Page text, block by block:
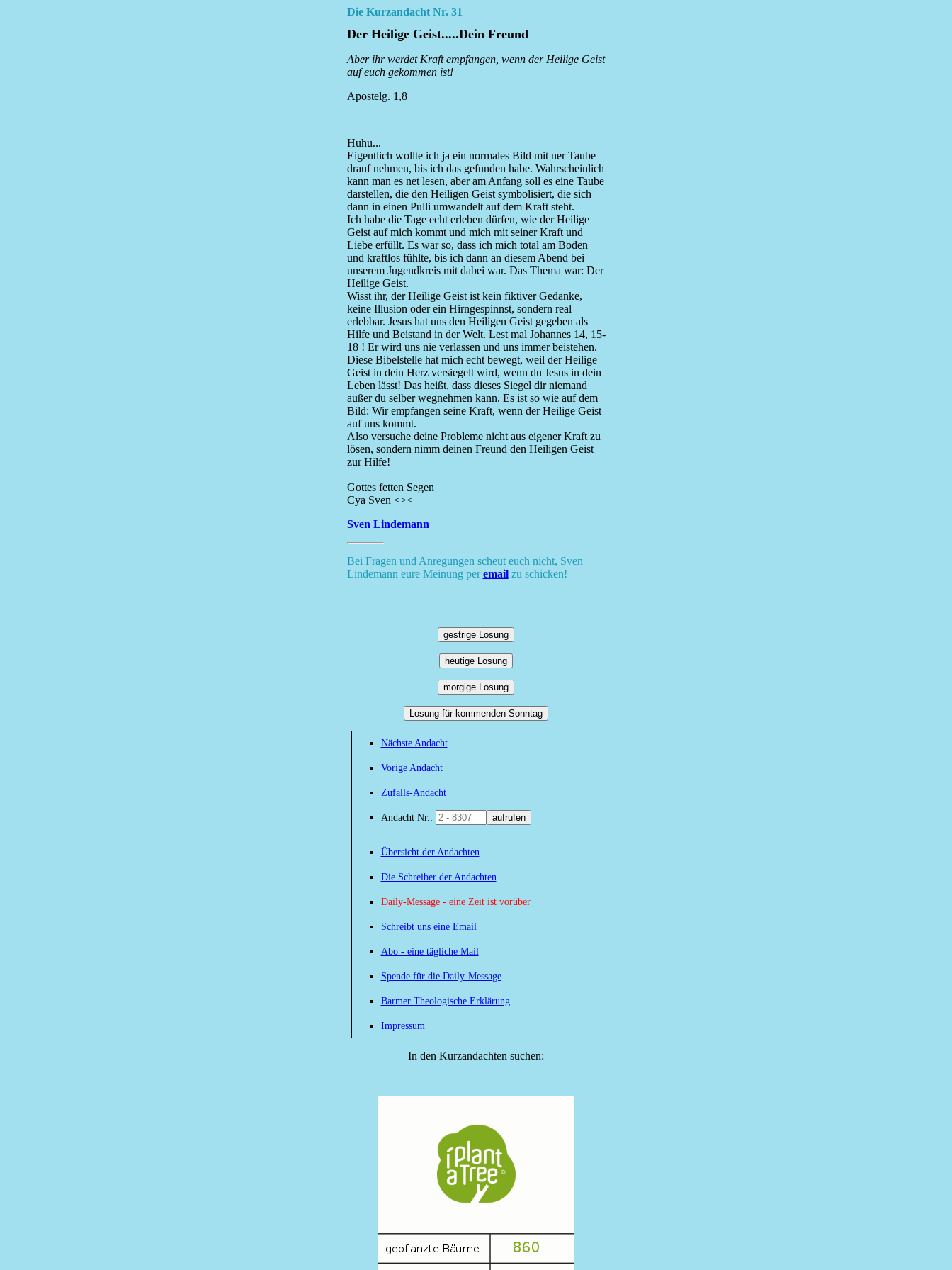
Die Kurzandacht Nr. 31
Der Heilige Geist.....Dein Freund
Aber ihr werdet Kraft empfangen, wenn der Heilige Geist
auf euch gekommen ist!
Apostelg. 1,8
Huhu...
Eigentlich wollte ich ja ein normales Bild mit ner Taube
drauf nehmen, bis ich das gefunden habe. Wahrscheinlich
kann man es net lesen, aber am Anfang soll es eine Taube
darstellen, die den Heiligen Geist symbolisiert, die sich
dann in einen Pulli umwandelt auf dem Kraft steht.
Ich habe die Tage echt erleben dürfen, wie der Heilige
Geist auf mich kommt und mich mit seiner Kraft und
Liebe erfüllt. Es war so, dass ich mich total am Boden
und kraftlos fühlte, bis ich dann an diesem Abend bei
unserem Jugendkreis mit dabei war. Das Thema war: Der
Heilige Geist.
Wisst ihr, der Heilige Geist ist kein fiktiver Gedanke,
keine Illusion oder ein Hirngespinnst, sondern real
erlebbar. Jesus hat uns den Heiligen Geist gegeben als
Hilfe und Beistand in der Welt. Lest mal Johannes 14, 15-
18 ! Er wird uns nie verlassen und uns immer beistehen.
Diese Bibelstelle hat mich echt bewegt, weil der Heilige
Geist in dein Herz versiegelt wird, wenn du Jesus in dein
Leben lässt! Das heißt, dass dieses Siegel dir niemand
außer du selber wegnehmen kann. Es ist so wie auf dem
Bild: Wir empfangen seine Kraft, wenn der Heilige Geist
auf uns kommt.
Also versuche deine Probleme nicht aus eigener Kraft zu
lösen, sondern nimm deinen Freund den Heiligen Geist
zur Hilfe!
Gottes fetten Segen
Cya Sven <><
Sven Lindemann
Bei Fragen und Anregungen scheut euch nicht, Sven
Lindemann eure Meinung peremailzu schicken!
gestrige Losung
heutige Losung
morgige Losung
Losung für kommenden Sonntag
Nächste Andacht
Vorige Andacht
Zufalls-Andacht
Andacht Nr.: aufrufen
Übersicht der Andachten
Die Schreiber der Andachten
Daily-Message - eine Zeit ist vorüber
Schreibt uns eine Email
Abo - eine tägliche Mail
Spende für die Daily-Message
Barmer Theologische Erklärung
Impressum
In den Kurzandachten suchen: